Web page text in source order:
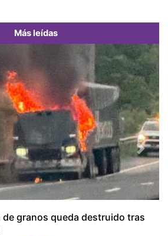
Más leídas
de granos queda destruido tras
Next